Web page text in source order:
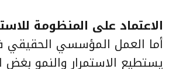
الاعتماد على المنظومة
أما العمل المؤسسي الحقيقي
يستطيع الاستمرار والنمو